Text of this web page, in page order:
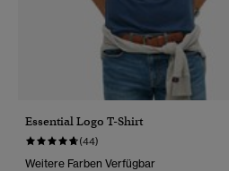
Essential Logo T-Shirt
(44)
Weitere Farben Verfügbar